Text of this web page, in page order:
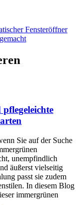
Fensteröffner
Sie auf der Suche
unempfindlich
äußerst vielseitig
passt sie zudem
In diesem Blog
immergrünen